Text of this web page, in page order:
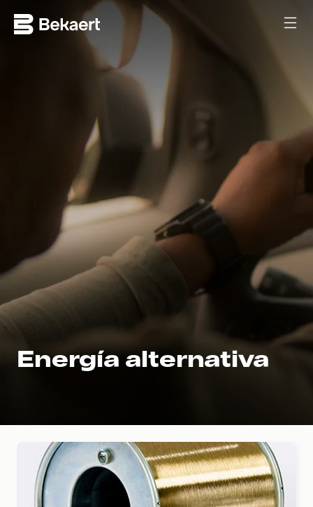
Energía alternativa